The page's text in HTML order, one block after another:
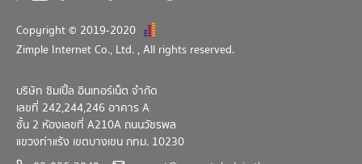
Copyright © 2019-2020
Zimple Internet Co., Ltd. , All rights reserved.
บริษัท ซิมเปิ้ล อินเทอร์เน็ต จำกัด
เลขที่ 242,244,246 อาคาร A
ชั้น 2 ห้องเลขที่ A210A ถนนวัชรพล
แขวงท่าแร้ง เขตบางเขน กทม. 10230